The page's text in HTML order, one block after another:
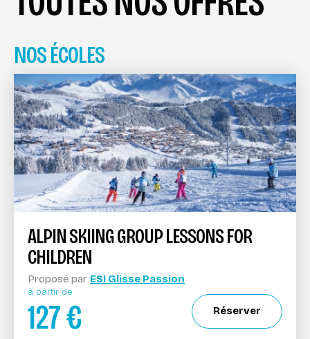
NOS ÉCOLES
ALPIN SKIING GROUP LESSONS FOR
CHILDREN
Proposé par ESI Glisse Passion
à partir de
127€ Réserver